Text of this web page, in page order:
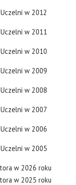
w 2012
w 2011
w 2010
w 2009
w 2008
w 2007
w 2006
w 2005
w 2026 roku
w 2025 roku